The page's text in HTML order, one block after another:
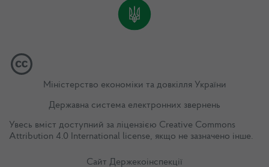
Міністерство економіки та довкілля України
Державна система електронних звернень
Увесь вміст доступний за ліцензією Creative Commons
Attribution 4.0 International license, якщо не зазначено інше.
Сайт Держекоінспекції